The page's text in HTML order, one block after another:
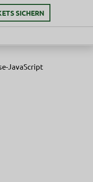
SICHERN
JavaScript